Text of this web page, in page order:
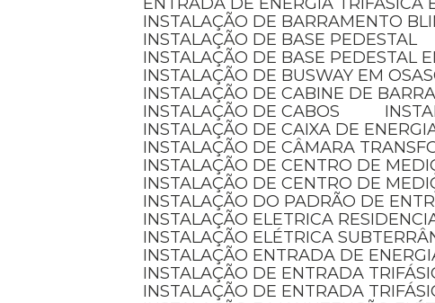
INSTALAÇÃO DE BARRAMENTO
INSTALAÇÃO DE BASE PEDESTAL
INSTALAÇÃO DE BASE PEDESTAL
INSTALAÇÃO DE BUSWAY EM
INSTALAÇÃO DE CABINE DE
INSTALAÇÃO DE CABOS
INSTALAÇÃO DE CAIXA DE
INSTALAÇÃO DE CÂMARA
INSTALAÇÃO DE CENTRO DE
INSTALAÇÃO DE CENTRO DE
INSTALAÇÃO DO PADRÃO DE
INSTALAÇÃO ELETRICA
INSTALAÇÃO ELÉTRICA
INSTALAÇÃO ENTRADA DE
INSTALAÇÃO DE ENTRADA
INSTALAÇÃO DE ENTRADA